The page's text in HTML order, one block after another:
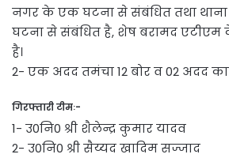
नगर के एक घटना से संबंधित तथा
घटना से संबंधित है, शेष बरामद एटीएम
है।
2- एक अदद तमंचा 12 बोर व 02 अदद
गिरफ्तारी टीमः-
1- उ0नि0 श्री शैलेन्द्र कुमार यादव
2- उ0नि0 श्री सैय्यद खादिम सज्जाद